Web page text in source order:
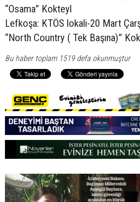
“Osama” Kokteyl
Lefkoşa: KTÖS lokali-20 Mart
“North Country ( Tek Başına)”
Bu haber toplam 1519 defa okunmuştur